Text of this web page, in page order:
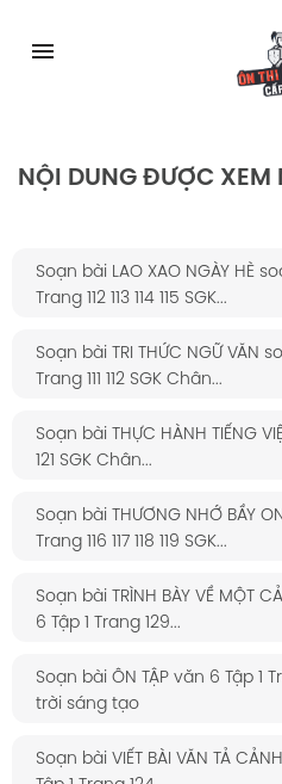
menu
NỘI DUNG ĐƯỢC XEM
Soạn bài LAO XAO NGÀY HÈ
Trang 112 113 114 115 SGK...
Soạn bài TRI THỨC NGỮ VĂN
Trang 111 112 SGK Chân...
Soạn bài THỰC HÀNH TIẾNG
121 SGK Chân...
Soạn bài THƯƠNG NHỚ BẦY
Trang 116 117 118 119 SGK...
Soạn bài TRÌNH BÀY VỀ MỘT
6 Tập 1 Trang 129...
Soạn bài ÔN TẬP văn 6 Tập 1
trời sáng tạo
Soạn bài VIẾT BÀI VĂN TẢ